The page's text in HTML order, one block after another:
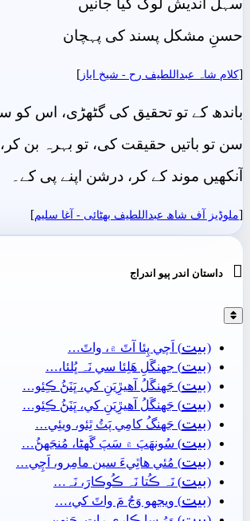
حسنِ مشکل پسند کی پہچان
[کلام شاہ عبداللطیف رح - شيخ اياز ]
باندھ کے تو تحقیق کی گٹھڑی، اس کو
سن تو باتیں حقیقت کی، تو بہرہ بن کر،
آنکھیں موند کے کر، درشن اپنے پی کے۔
[ملوڈیز آف شاھ عبداللطیف بھٹائی - آغا سليم]
 داستان اندر ٻيو اندراج
(بيت) اَچي پِئا آٽَ ۾، واٽَ…
(بيت) جهنگَلِ ھَلِئا سي نَہ ڀُلئا،…
(بيت) جَهنگَلُ آھيڙِيَنِ کي، ڀَنَڻُ ڪِئو…
(بيت) جَهنگَلُ آھيڙِيَنِ کي، ڀَنَڻُ ڪِئو…
(بيت) جَهنگُ کامِي پَٽُ ٿِئو، ويئِي…
(بيت) سُونھَپَ ۾ سَپَ گَهڻا، مُنجَهڻُ…
(بيت) مُئي ھاٿِيءَ سين مامِرو، اَچِي…
(بيت) نَہ ڪُتا نَہ ڪُوڪارَ، نَہ…
(بيت) ويجهو وَڃُ مَ واٽَ کي،…